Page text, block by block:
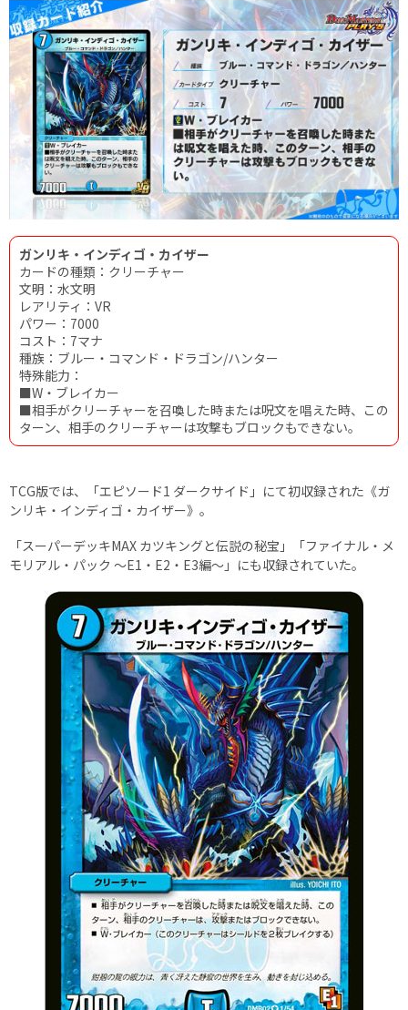
ガンリキ・インディゴ・カイザー
カードの種類：クリーチャー
文明：水文明
レアリティ：VR
パワー：7000
コスト：7マナ
種族：ブルー・コマンド・ドラゴン/ハンター
特殊能力：
■W・ブレイカー
■相手がクリーチャーを召喚した時または呪文を唱えた時、この
ターン、相手のクリーチャーは攻撃もブロックもできない。
TCG版では、「エピソード1 ダークサイド」にて初収録された《ガ
ンリキ・インディゴ・カイザー》。
「スーパーデッキMAX カツキングと伝説の秘宝」「ファイナル・メ
モリアル・パック 〜E1・E2・E3編〜」にも収録されていた。